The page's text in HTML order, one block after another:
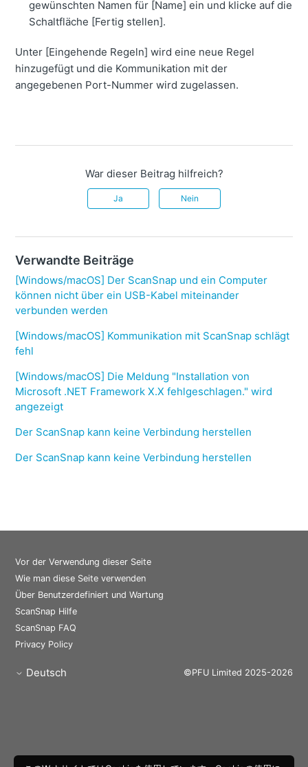
gewünschten Namen für [Name] ein und klicke auf die
Schaltfläche [Fertig stellen].
Unter [Eingehende Regeln] wird eine neue Regel
hinzugefügt und die Kommunikation mit der
angegebenen Port-Nummer wird zugelassen.
War dieser Beitrag hilfreich?
Ja Nein
Verwandte Beiträge
[Windows/macOS] Der ScanSnap und ein Computer
können nicht über ein USB-Kabel miteinander
verbunden werden
[Windows/macOS] Kommunikation mit ScanSnap schlägt
fehl
[Windows/macOS] Die Meldung "Installation von
Microsoft .NET Framework X.X fehlgeschlagen." wird
angezeigt
Der ScanSnap kann keine Verbindung herstellen
Der ScanSnap kann keine Verbindung herstellen
Vor der Verwendung dieser Seite
Wie man diese Seite verwenden
Über Benutzerdefiniert und Wartung
ScanSnap Hilfe
ScanSnap FAQ
Privacy Policy
Deutsch ©PFU Limited 2025-2026